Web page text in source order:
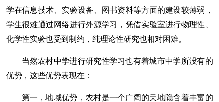
学在信息技术、实验设备、图书资料等方面的建设较薄弱，
学生很难通过网络进行外源学习，凭借实验室进行物理性、
化学性实验也受到制约，纯理论性研究也相对困难。
当然农村中学进行研究性学习也有着城市中学所没有的
优势，这些优势表现在：
第一，地域优势，农村是一个广阔的天地隐含着丰富的